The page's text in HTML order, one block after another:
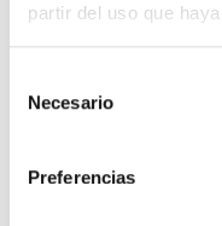
partir del uso que
Necesario
Preferencias
COLOR Amarillo,